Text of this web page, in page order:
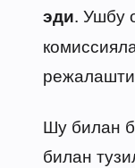
эди. Ушбу
Шу билан
билан